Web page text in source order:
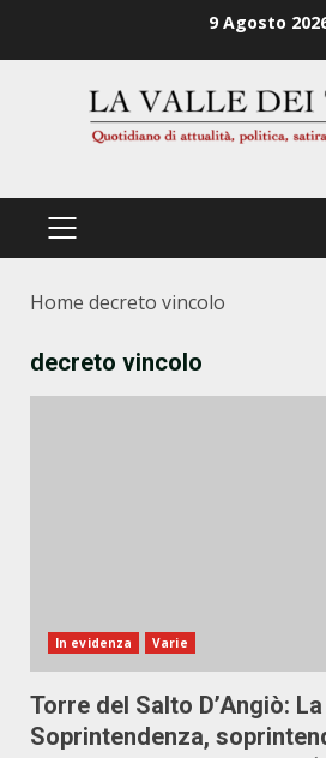
9 Agosto
PRIMÄRES
Home decreto vincolo
decreto vincolo
In evidenza Varie
Torre del Salto D’Angiò: La
Soprintendenza,